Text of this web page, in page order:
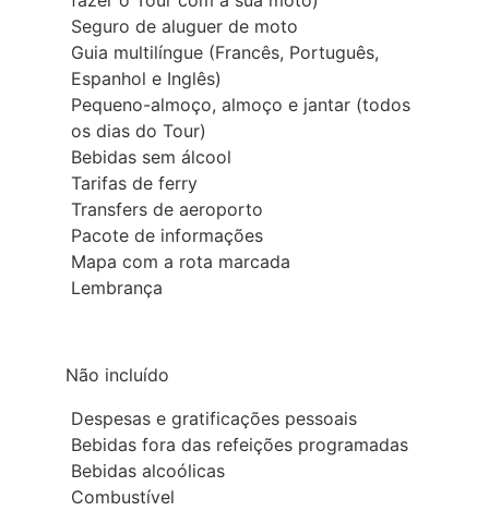
Seguro de aluguer de moto
Guia multilíngue (Francês, Português,
Espanhol e Inglês)
Pequeno-almoço, almoço e jantar (todos
os dias do Tour)
Bebidas sem álcool
Tarifas de ferry
Transfers de aeroporto
Pacote de informações
Mapa com a rota marcada
Lembrança
Não incluído
Despesas e gratificações pessoais
Bebidas fora das refeições programadas
Bebidas alcoólicas
Combustível